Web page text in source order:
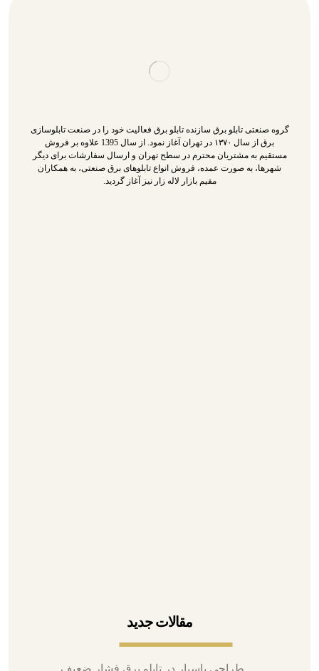
گروه صنعتی تابلو برق سازنده تابلو برق فعالیت خود را در صنعت تابلوسازی
برق از سال ۱۳۷۰ در تهران آغاز نمود. از سال 1395 علاوه بر فروش
مستقیم به مشتریان محترم در سطح تهران و ارسال سفارشات برای دیگر
شهرها، به صورت عمده، فروش انواع تابلوهای برق صنعتی، به همکاران
مقیم بازار لاله زار نیز آغاز گردید.
مقالات جدید
طراحی باسبار در تابلو برق فشار ضعیف